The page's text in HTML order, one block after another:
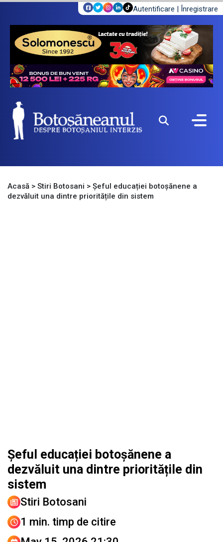
Autentificare | Înregistrare
Acasă > Stiri Botosani > Șeful educației botoșănene a
dezvăluit una dintre prioritățile din sistem
Șeful educației botoșănene a
dezvăluit una dintre prioritățile din
sistem
Stiri Botosani
1 min. timp de citire